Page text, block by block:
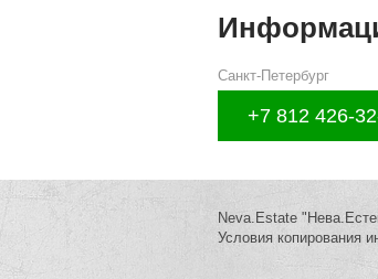
Санкт-Петербург
+7 812 426-
Neva.Estate
Условия копирования